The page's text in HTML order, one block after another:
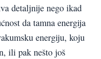
detaljnije nego ikad
da tamna energija
energiju, koju
ili pak nešto još